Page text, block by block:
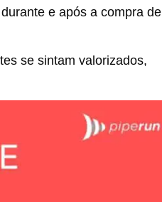
e após a compra de
se sintam valorizados,